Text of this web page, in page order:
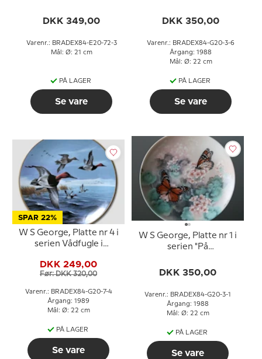
buketter i kurve
DKK 349,00
Varenr.: BRADEX84-E20-72-3
Mål: Ø: 21 cm
PÅ LAGER
Se vare
Vinger"
DKK 350,00
Varenr.: BRADEX84-G20-3-6
Årgang: 1988
Mål: Ø: 22 cm
PÅ LAGER
Se vare
SPAR 22%
W S George, Platte nr 4 i
serien Vådfugle i
DKK 249,00
Før: DKK 320,00
Varenr.: BRADEX84-G20-7-4
Årgang: 1989
Mål: Ø: 22 cm
PÅ LAGER
Se vare
W S George, Platte nr 1 i
serien "På
Vinger"
DKK 350,00
Varenr.: BRADEX84-G20-3-1
Årgang: 1988
Mål: Ø: 22 cm
PÅ LAGER
Se vare